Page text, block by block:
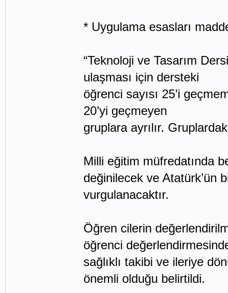
* Uygulama esasları
“Teknoloji ve Tasarım
ulaşması için dersteki
öğrenci sayısı 25’i
20’yi geçmeyen
gruplara ayrılır.
Milli eğitim müfredatında
değinilecek ve Atatürk’ün
vurgulanacaktır.
Öğren cilerin
öğrenci
sağlıklı takibi ve ileriye
önemli olduğu belirtildi.